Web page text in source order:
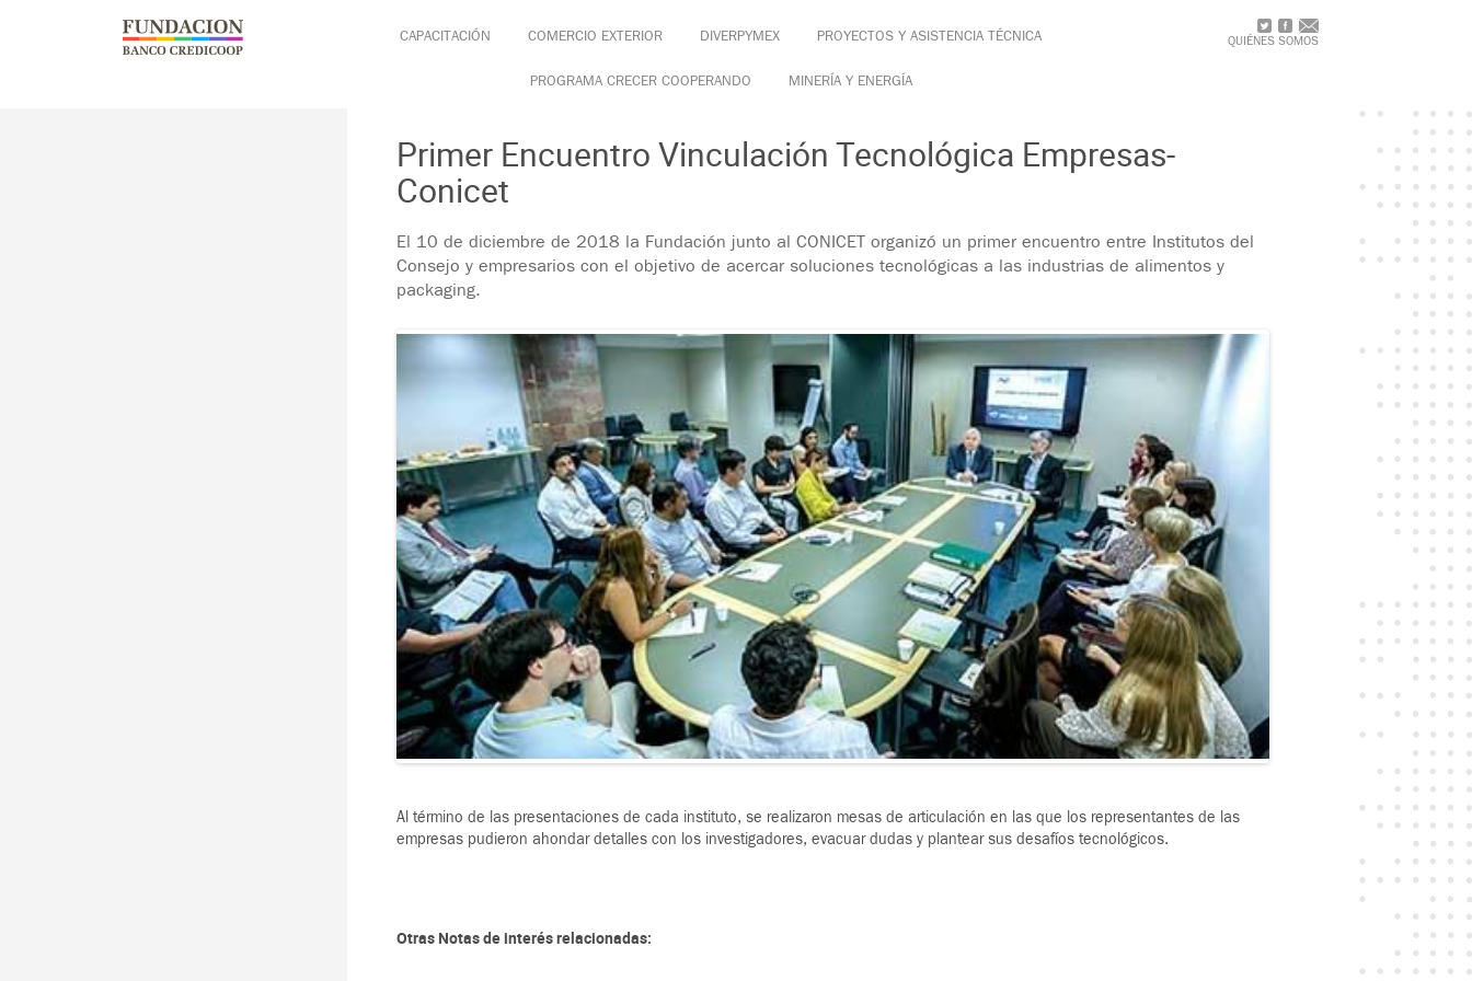
CAPACITACIÓN COMERCIO EXTERIOR DIVERPYMEX PROYECTOS Y ASISTENCIA TÉCNICA
PROGRAMA CRECER COOPERANDO MINERÍA Y ENERGÍA
QUIÉNES SOMOS
Primer Encuentro Vinculación Tecnológica Empresas-
Conicet
El 10 de diciembre de 2018 la Fundación junto al CONICET organizó un primer encuentro entre Institutos del
Consejo y empresarios con el objetivo de acercar soluciones tecnológicas a las industrias de alimentos y
packaging.
Al término de las presentaciones de cada instituto, se realizaron mesas de articulación en las que los representantes de las
empresas pudieron ahondar detalles con los investigadores, evacuar dudas y plantear sus desafíos tecnológicos.
Otras Notas de interés relacionadas: